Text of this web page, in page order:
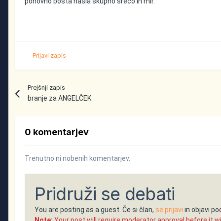
Prijavi zapis
Prejšnji zapis
branje za ANGELČEK
0 komentarjev
Trenutno ni nobenih komentarjev.
Pridruži se debati
You are posting as a guest. Če si član, se prijavi in objavi